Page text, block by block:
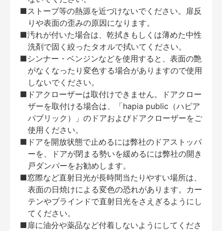
■ストーブ等の熱源を近づけないでください。扉反
りや表面の歪みの原因になります。
■汚れが付いた場合は、乾拭きもしくは薄めた中性
洗剤で固く絞ったタオルで拭いてください。
■シンナー・ベンジンなどを使用すると、表面の艶
がなくなったり変色する場合がありますので使用
しないでください。
■ドアクローザーは取付けできません。ドアクロー
ザーを取付ける場合は、「hapia public（ハピア
パブリック）」のドアおよびドアクローザーをご
使用ください。
■ドアを開放状態で止めるには弊社のドアストッパ
ーを、ドアが閉まる勢いを緩めるには弊社の開き
戸ダンパーをお勧めします。
■窓際など直射日光が長時間当たりやすい場所は、
表面の日焼けによる変色の恐れがあります。カー
テンやブラインドで直射日光をさえぎるようにし
てください。
■扉に油分や薬品など付着しないようにしてくださ